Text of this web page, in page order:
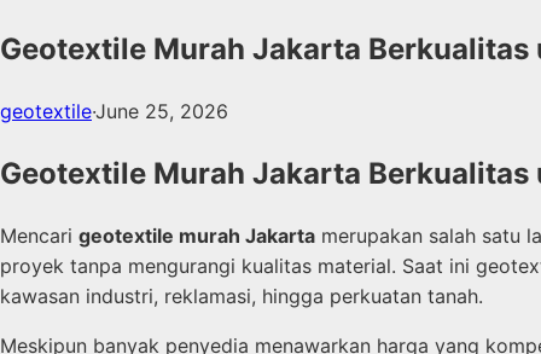
Geotextile Murah Jakarta
geotextile·June 25, 2026
Geotextile Murah Jakarta
Mencari geotextile murah Jakarta merupakan salah satu
proyek tanpa mengurangi kualitas material. Saat ini
kawasan industri, reklamasi, hingga perkuatan tanah.
Meskipun banyak penyedia menawarkan harga yang